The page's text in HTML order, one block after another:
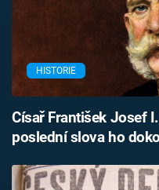
HISTORIE
Císař František Josef
poslední slova ho